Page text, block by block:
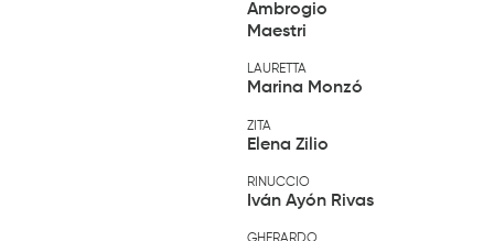
Ambrogio
Maestri
LAURETTA
Marina Monzó
ZITA
Elena Zilio
RINUCCIO
Iván Ayón Rivas